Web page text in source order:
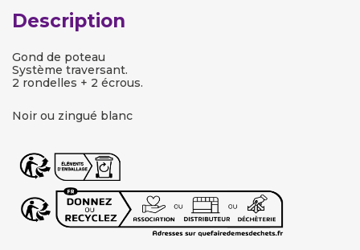
Description
Gond de poteau
Système traversant.
2 rondelles + 2 écrous.
Noir ou zingué blanc